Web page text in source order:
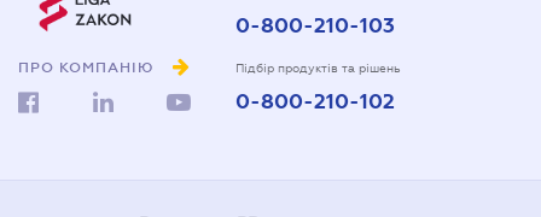
ПРО КОМПАНІЮ
0-800-210-103
Підбір продуктів та рішень
0-800-210-102